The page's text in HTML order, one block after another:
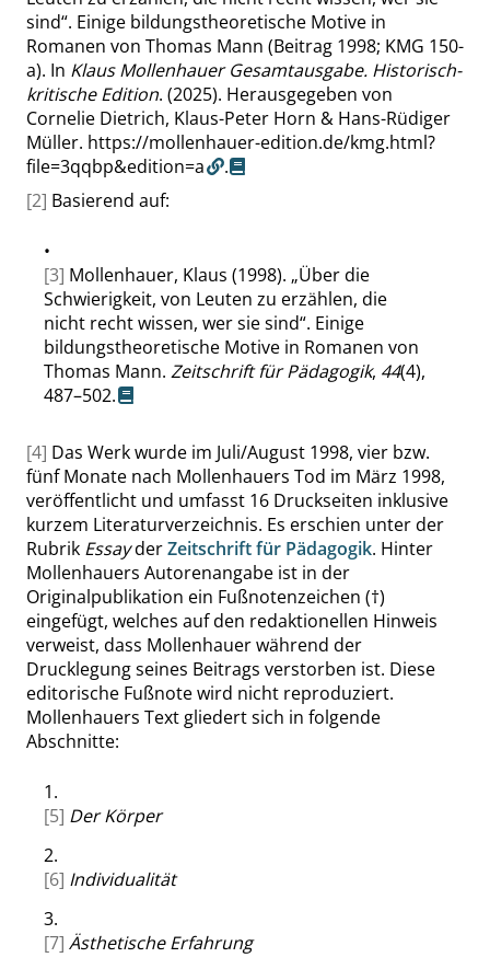
sind“. Einige bildungstheoretische Motive in
Romanen von Thomas Mann (Beitrag 1998; KMG 150-
a). In Klaus Mollenhauer Gesamtausgabe. Historisch-
kritische Edition. (2025). Herausgegeben von
Cornelie Dietrich, Klaus-Peter Horn & Hans-Rüdiger
Müller. https://mollenhauer-edition.de/kmg.html?
file=3qqbp&edition=a
.
[2] Basierend auf:
•
[3] Mollenhauer, Klaus (1998). „Über die
Schwierigkeit, von Leuten zu erzählen, die
nicht recht wissen, wer sie sind“. Einige
bildungstheoretische Motive in Romanen von
Thomas Mann. Zeitschrift für Pädagogik, 44(4),
487–502.
[4] Das Werk wurde im Juli/August 1998, vier bzw.
fünf Monate nach Mollenhauers Tod im März 1998,
veröffentlicht und umfasst 16 Druckseiten inklusive
kurzem Literaturverzeichnis. Es erschien unter der
Rubrik EssayderZeitschrift für Pädagogik. Hinter
Mollenhauers Autorenangabe ist in der
Originalpublikation ein Fußnotenzeichen (†)
eingefügt, welches auf den redaktionellen Hinweis
verweist, dass Mollenhauer während der
Drucklegung seines Beitrags verstorben ist. Diese
editorische Fußnote wird nicht reproduziert.
Mollenhauers Text gliedert sich in folgende
Abschnitte:
1.
[5] Der Körper
2.
[6] Individualität
3.
[7] Ästhetische Erfahrung